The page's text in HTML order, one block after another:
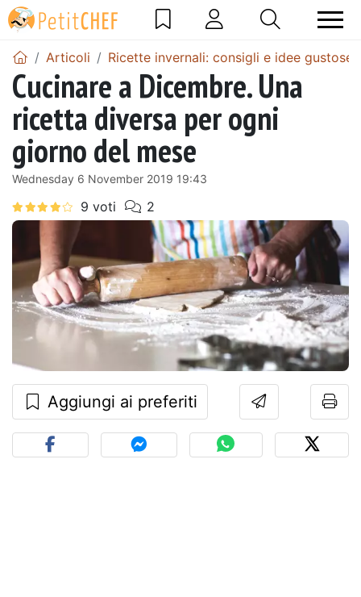
Articoli Ricette invernali: consigli e idee
Cucinare a Dicembre. Una
ricetta diversa per ogni
giorno del mese
Wednesday 6 November 2019 19:43
Aggiungi ai preferiti